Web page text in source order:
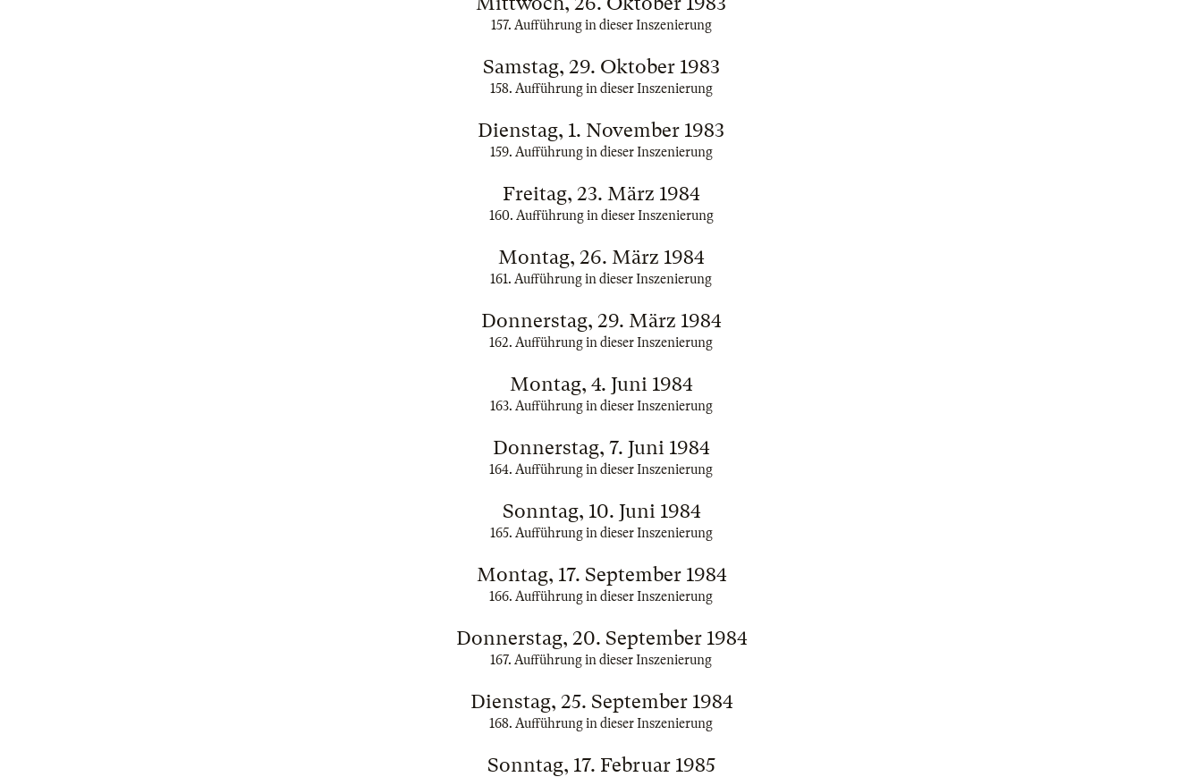
157. Aufführung in dieser Inszenierung
Samstag, 29. Oktober 1983
158. Aufführung in dieser Inszenierung
Dienstag, 1. November 1983
159. Aufführung in dieser Inszenierung
Freitag, 23. März 1984
160. Aufführung in dieser Inszenierung
Montag, 26. März 1984
161. Aufführung in dieser Inszenierung
Donnerstag, 29. März 1984
162. Aufführung in dieser Inszenierung
Montag, 4. Juni 1984
163. Aufführung in dieser Inszenierung
Donnerstag, 7. Juni 1984
164. Aufführung in dieser Inszenierung
Sonntag, 10. Juni 1984
165. Aufführung in dieser Inszenierung
Montag, 17. September 1984
166. Aufführung in dieser Inszenierung
Donnerstag, 20. September 1984
167. Aufführung in dieser Inszenierung
Dienstag, 25. September 1984
168. Aufführung in dieser Inszenierung
Sonntag, 17. Februar 1985